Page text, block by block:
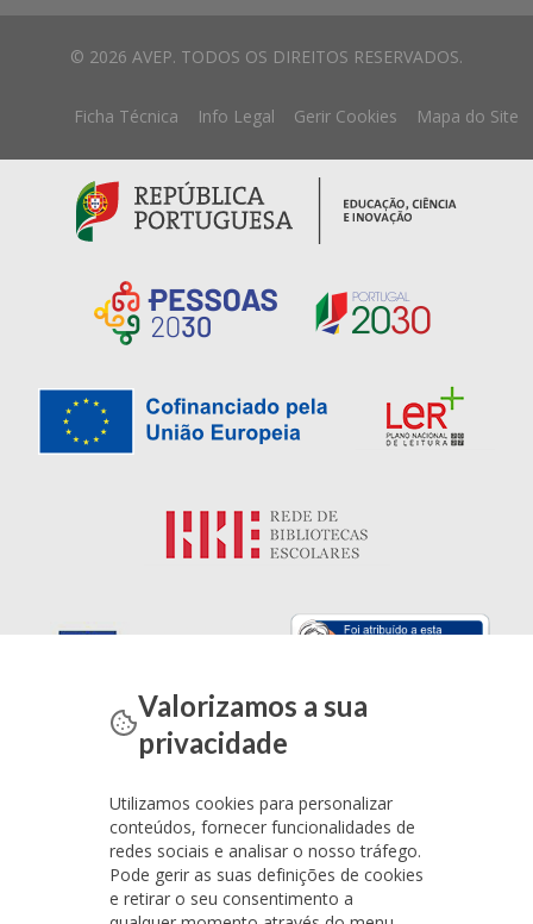
© 2026 AVEP. TODOS OS DIREITOS RESERVADOS.
Ficha Técnica Info Legal Gerir Cookies Mapa do Site
Valorizamos a sua
privacidade
Utilizamos cookies para personalizar
conteúdos, fornecer funcionalidades de
redes sociais e analisar o nosso tráfego.
Pode gerir as suas definições de cookies
e retirar o seu consentimento a